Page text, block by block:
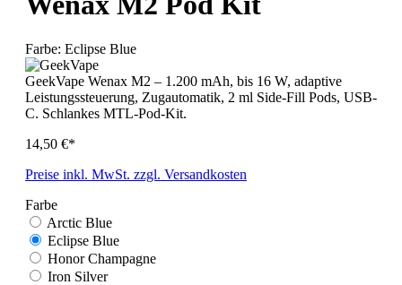
Farbe: Eclipse Blue
GeekVape Wenax M2 – 1.200 mAh, bis 16 W, adaptive
Leistungssteuerung, Zugautomatik, 2 ml Side-Fill Pods, USB-
C. Schlankes MTL-Pod-Kit.
14,50 €*
Preise inkl. MwSt. zzgl. Versandkosten
Farbe
Arctic Blue
Eclipse Blue
Honor Champagne
Iron Silver